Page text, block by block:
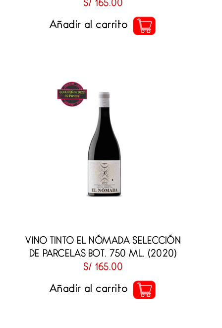
S/
165.00
Añadir al carrito
VINO TINTO EL NÓMADA SELECCIÓN
DE PARCELAS BOT. 750 ML. (2020)
S/
165.00
Añadir al carrito